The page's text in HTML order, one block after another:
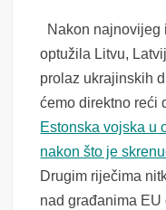
Nakon najnovijeg
optužila Litvu,
prolaz ukrajinskih
ćemo direktno reći
Estonska vojska u
nakon što je
Drugim riječima
nad građanima